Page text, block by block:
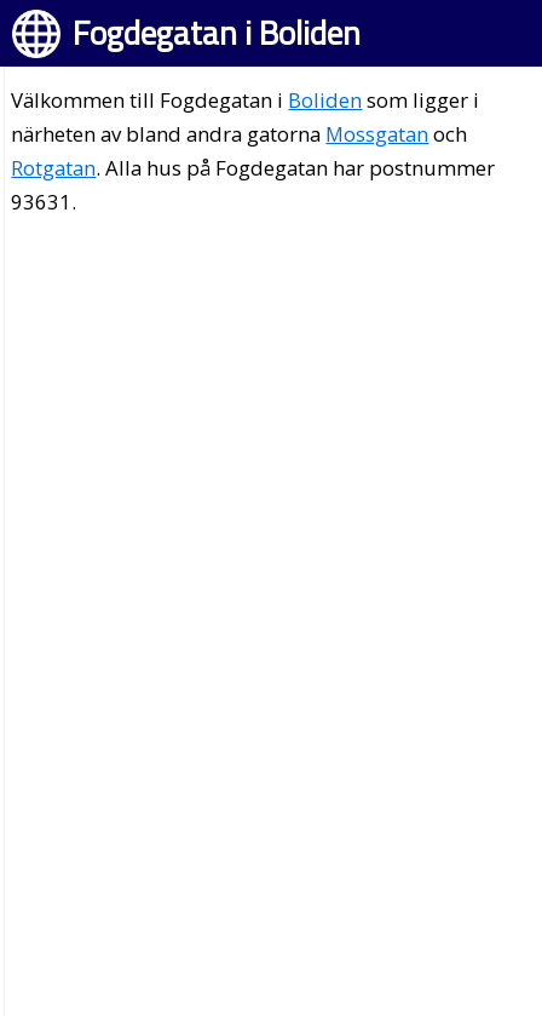
Fogdegatan i Boliden
Välkommen till Fogdegatan i Bolidensom ligger i
närheten av bland andra gatorna Mossgatanoch
Rotgatan. Alla hus på Fogdegatan har postnummer
93631.